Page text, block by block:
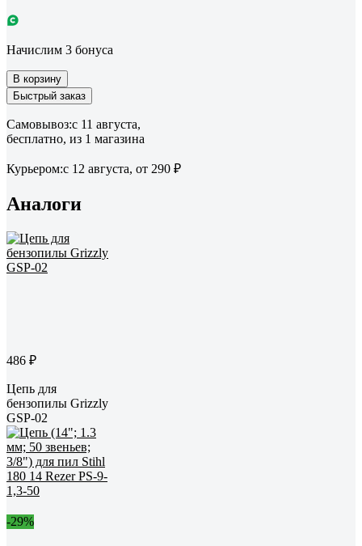
Начислим 3 бонуса
В корзину
Быстрый заказ
Самовывоз:c 11 августа,
бесплатно, из 1 магазина
Курьером:c 12 августа, от 290 ₽
Аналоги
486 ₽
Цепь для
бензопилы Grizzly
GSP-02
-29%